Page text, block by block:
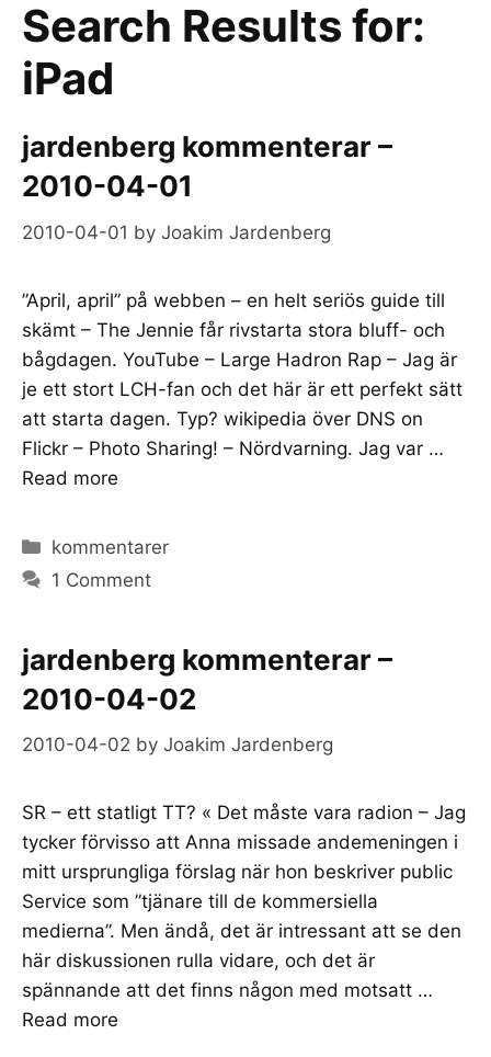
Search Results for:
iPad
jardenberg kommenterar –
2010-04-01
2010-04-01 by Joakim Jardenberg
”April, april” på webben – en helt seriös guide till
skämt – The Jennie får rivstarta stora bluff- och
bågdagen. YouTube – Large Hadron Rap – Jag är
je ett stort LCH-fan och det här är ett perfekt sätt
att starta dagen. Typ? wikipedia över DNS on
Flickr – Photo Sharing! – Nördvarning. Jag var …
Read more
Categories
kommentarer
1 Comment
jardenberg kommenterar –
2010-04-02
2010-04-02 by Joakim Jardenberg
SR – ett statligt TT? « Det måste vara radion – Jag
tycker förvisso att Anna missade andemeningen i
mitt ursprungliga förslag när hon beskriver public
Service som ”tjänare till de kommersiella
medierna”. Men ändå, det är intressant att se den
här diskussionen rulla vidare, och det är
spännande att det finns någon med motsatt …
Read more